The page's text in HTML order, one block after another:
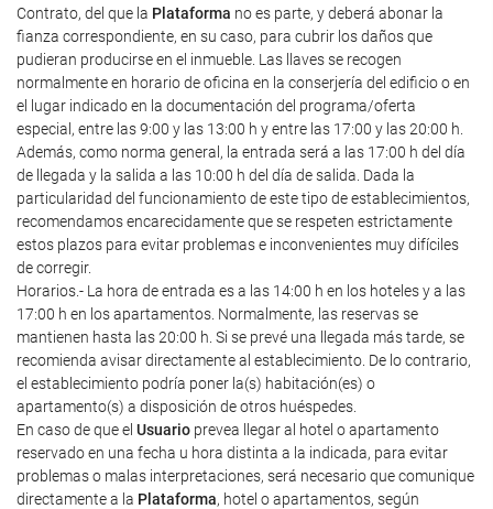
Contrato, del que la Plataforma no es parte, y deberá abonar la
fianza correspondiente, en su caso, para cubrir los daños que
pudieran producirse en el inmueble. Las llaves se recogen
normalmente en horario de oficina en la conserjería del edificio o en
el lugar indicado en la documentación del programa/oferta
especial, entre las 9:00 y las 13:00 h y entre las 17:00 y las 20:00 h.
Además, como norma general, la entrada será a las 17:00 h del día
de llegada y la salida a las 10:00 h del día de salida. Dada la
particularidad del funcionamiento de este tipo de establecimientos,
recomendamos encarecidamente que se respeten estrictamente
estos plazos para evitar problemas e inconvenientes muy difíciles
de corregir.
Horarios.- La hora de entrada es a las 14:00 h en los hoteles y a las
17:00 h en los apartamentos. Normalmente, las reservas se
mantienen hasta las 20:00 h. Si se prevé una llegada más tarde, se
recomienda avisar directamente al establecimiento. De lo contrario,
el establecimiento podría poner la(s) habitación(es) o
apartamento(s) a disposición de otros huéspedes.
En caso de que el Usuario prevea llegar al hotel o apartamento
reservado en una fecha u hora distinta a la indicada, para evitar
problemas o malas interpretaciones, será necesario que comunique
directamente a la Plataforma, hotel o apartamentos, según